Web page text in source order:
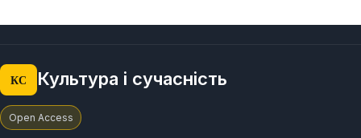
відповідна запитам сьогодення.
КС Культура і сучасність
Open Access